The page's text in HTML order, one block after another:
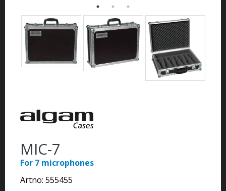
MIC-7
For 7 microphones
Artno: 555455